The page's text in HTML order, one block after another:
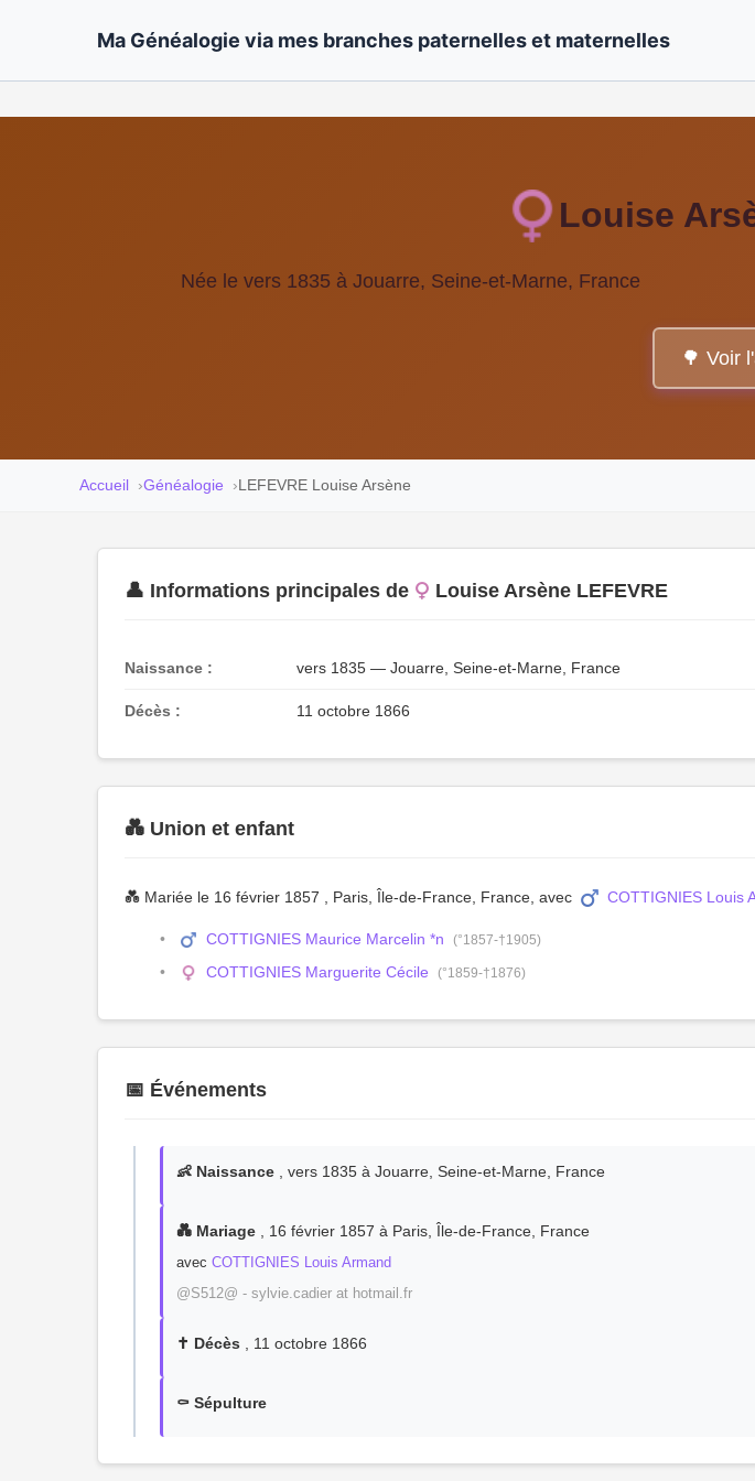
Ma Généalogie via mes branches paternelles et maternelles
Louise
Née le vers 1835 à Jouarre, Seine-et-Marne, France
🌳 Voir
Accueil Généalogie LEFEVRE Louise Arsène
👤 Informations principales de Louise Arsène LEFEVRE
Naissance : vers 1835 — Jouarre, Seine-et-Marne, France
Décès : 11 octobre 1866
💑 Union et enfant
💑 Mariée le 16 février 1857 , Paris, Île-de-France, France, avec COTTIGNIES Louis
COTTIGNIES Maurice Marcelin *n (°1857-†1905)
COTTIGNIES Marguerite Cécile (°1859-†1876)
📅 Événements
👶 Naissance , vers 1835 à Jouarre, Seine-et-Marne, France
💑 Mariage , 16 février 1857 à Paris, Île-de-France, France
avec COTTIGNIES Louis Armand
@S512@ - sylvie.cadier at hotmail.fr
✝️ Décès , 11 octobre 1866
⚰️ Sépulture